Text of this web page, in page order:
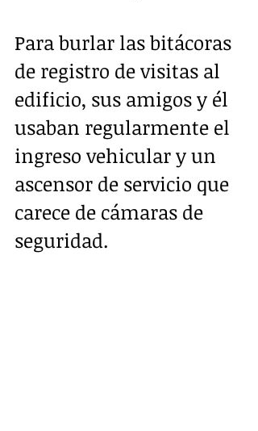
Para burlar las bitácoras
de registro de visitas al
edificio, sus amigos y él
usaban regularmente el
ingreso vehicular y un
ascensor de servicio que
carece de cámaras de
seguridad.